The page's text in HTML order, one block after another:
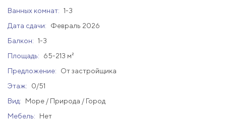
Ванных комнат: 1-3
Дата сдачи:
Февраль 2026
Балкон: 1-3
Площадь:
65-213 м²
Предложение:
От застройщика
Этаж:
0/51
Вид:
Море / Природа / Город
Мебель:
Нет